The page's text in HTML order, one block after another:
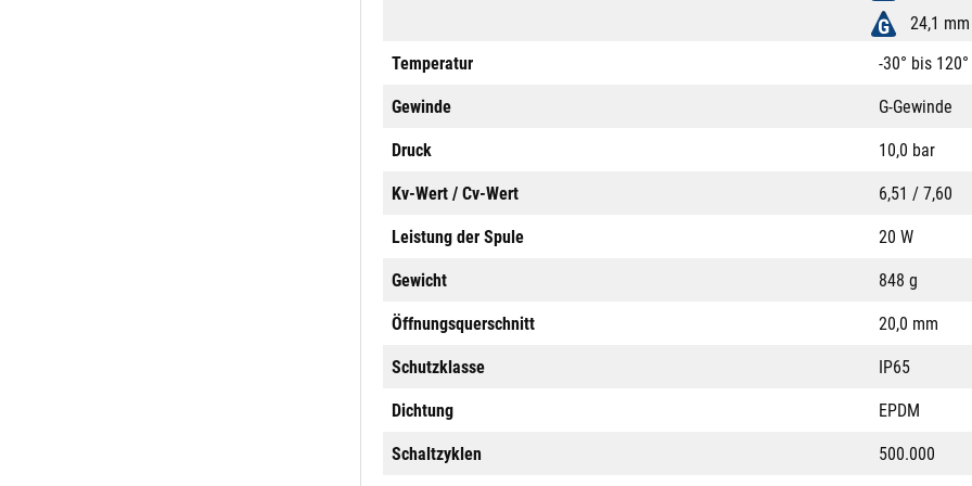
24,1 mm
Temperatur
-30° bis 120°
Gewinde G-Gewinde
Druck 10,0 bar
Kv-Wert / Cv-Wert 6,51 / 7,60
Leistung der Spule 20 W
Gewicht 848 g
Öffnungsquerschnitt 20,0 mm
Schutzklasse IP65
Dichtung EPDM
Schaltzyklen 500.000